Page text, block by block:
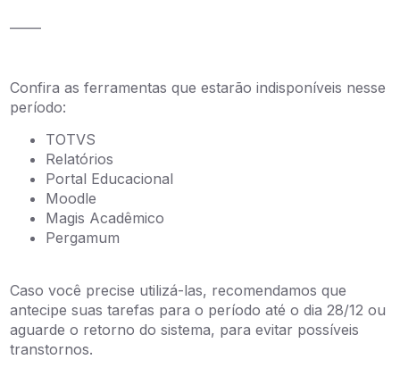
Confira as ferramentas que estarão indisponíveis nesse
período:
TOTVS
Relatórios
Portal Educacional
Moodle
Magis Acadêmico
Pergamum
Caso você precise utilizá-las, recomendamos que
antecipe suas tarefas para o período até o dia 28/12 ou
aguarde o retorno do sistema, para evitar possíveis
transtornos.